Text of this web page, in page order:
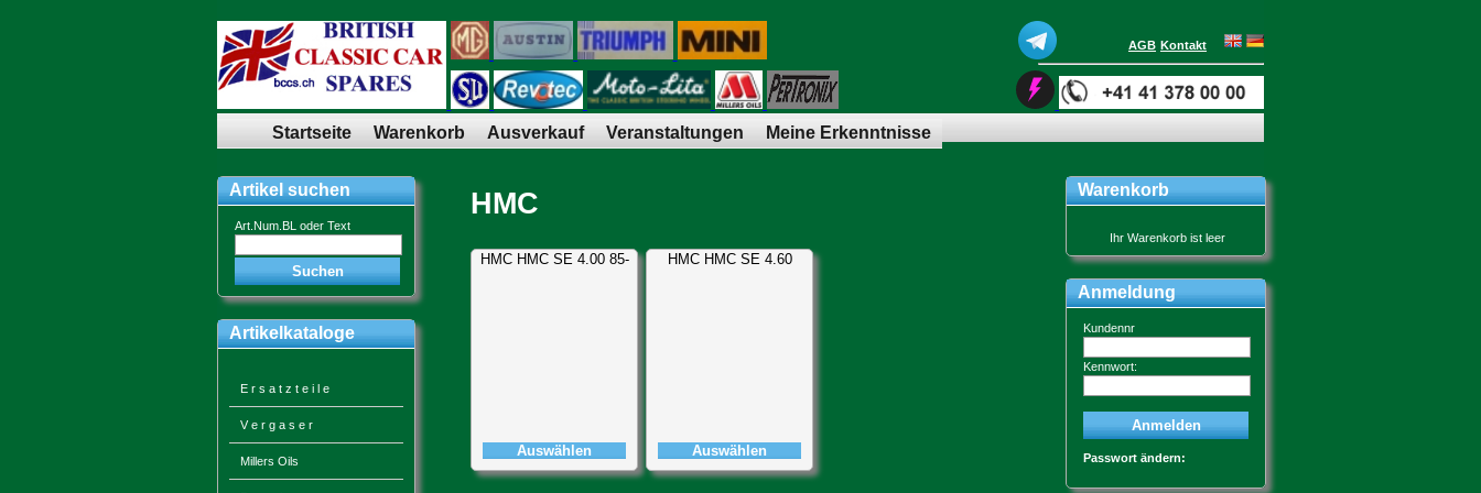
HMC
HMC HMC SE 4.00 85-
Auswählen
HMC HMC SE 4.60
Auswählen
Artikel suchen
Art.Num.BL oder Text
Artikelkataloge
E r s a t z t e i l e
V e r g a s e r
Millers Oils
Warenkorb
Ihr Warenkorb ist leer
Anmeldung
Kundennr
Kennwort:
Passwort ändern:
AGB Kontakt
Startseite Warenkorb Ausverkauf Veranstaltungen Meine Erkenntnisse